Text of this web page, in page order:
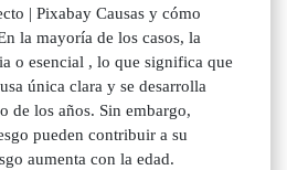
| Pixabay Causas y cómo
la mayoría de los casos, la
o esencial , lo que significa que
única clara y se desarrolla
de los años. Sin embargo,
pueden contribuir a su
aumenta con la edad.